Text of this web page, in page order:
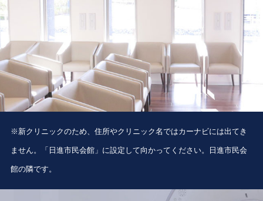
※新クリニックのため、住所やクリニック名ではカーナビには出てき
ません。「日進市民会館」に設定して向かってください。日進市民会
館の隣です。